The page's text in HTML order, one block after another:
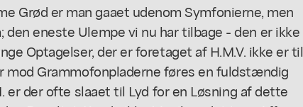
Grød er man gaaet udenom Symfonierne, men
eneste Ulempe vi nu har tilbage - den er ikke
Optagelser, der er foretaget af H.M.V. ikke er til
mod Grammofonpladerne føres en fuldstændig
er der ofte slaaet til Lyd for en Løsning af dette